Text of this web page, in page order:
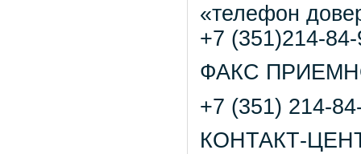
«телефон
+7 (351)214-
ФАКС
+7 (351) 214-
КОНТАКТ-